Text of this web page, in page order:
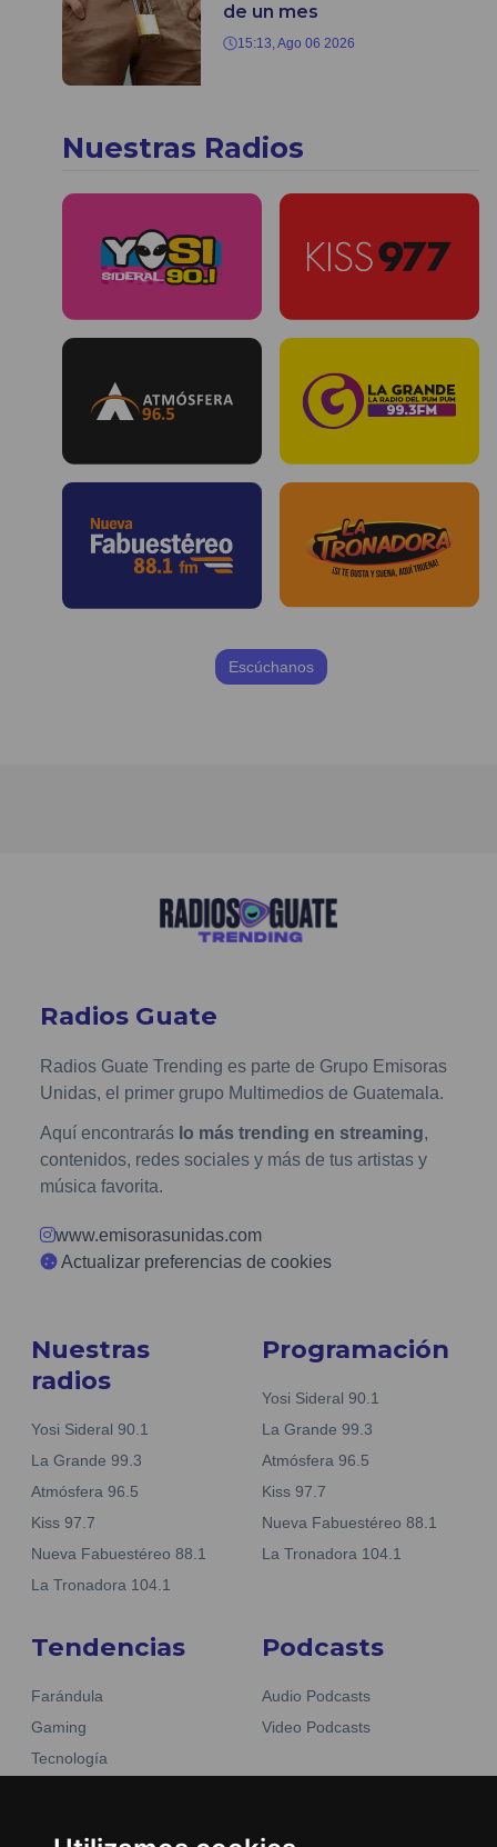
de un mes
15:13, Ago 06 2026
Nuestras Radios
Escúchanos
Radios Guate
Radios Guate Trending es parte de Grupo Emisoras
Unidas, el primer grupo Multimedios de Guatemala.
Aquí encontrarás lo más trending en streaming,
contenidos, redes sociales y más de tus artistas y
música favorita.
www.emisorasunidas.com
Actualizar preferencias de cookies
Nuestras
radios
Yosi Sideral 90.1
La Grande 99.3
Atmósfera 96.5
Kiss 97.7
Nueva Fabuestéreo 88.1
La Tronadora 104.1
Programación
Yosi Sideral 90.1
La Grande 99.3
Atmósfera 96.5
Kiss 97.7
Nueva Fabuestéreo 88.1
La Tronadora 104.1
Tendencias
Farándula
Gaming
Tecnología
Podcasts
Audio Podcasts
Video Podcasts
Emisoras Unidas